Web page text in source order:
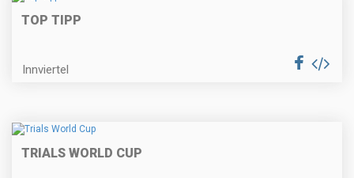
TOP TIPP
Innviertel
TRIALS WORLD CUP